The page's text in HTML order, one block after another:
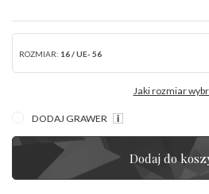
ROZMIAR: 16 / UE- 56
Jaki rozmiar
DODAJ GRAWER
Dodaj do